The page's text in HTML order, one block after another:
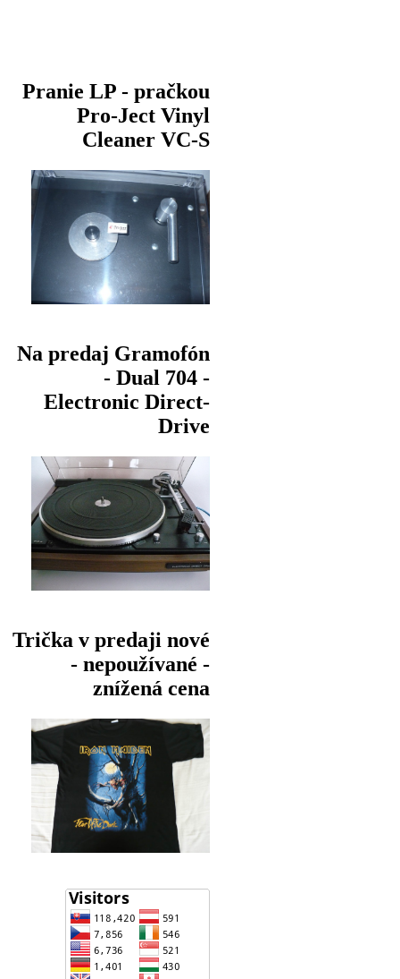
Pranie LP - pračkou
Pro-Ject Vinyl
Cleaner VC-S
Na predaj Gramofón
- Dual 704 -
Electronic Direct-
Drive
Trička v predaji nové
- nepoužívané -
znížená cena